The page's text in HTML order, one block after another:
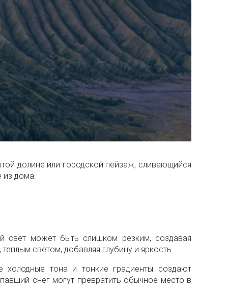
долине или городской пейзаж, сливающийся
из дома.
свет может быть слишком резким, создавая
светом, добавляя глубину и яркость.
тона и тонкие градиенты создают
снег могут превратить обычное место в